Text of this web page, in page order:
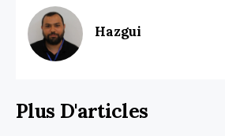
Hazgui
Plus D'articles